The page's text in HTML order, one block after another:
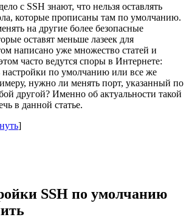
с SSH знают, что нельзя оставлять
которые прописаны там по умолчанию.
на другие более безопасные
оставят меньше лазеек для
написано уже множество статей и
часто ведутся споры в Интернете:
настройки по умолчанию или все же
нужно ли менять порт, указанный по
другой? Именно об актуальности такой
в данной статье.
]
SSH по умолчанию